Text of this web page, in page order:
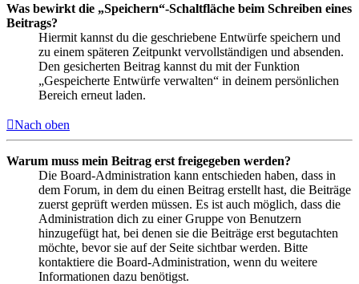
Was bewirkt die „Speichern“-Schaltfläche beim Schreiben eines
Beitrags?
Hiermit kannst du die geschriebene Entwürfe speichern und
zu einem späteren Zeitpunkt vervollständigen und absenden.
Den gesicherten Beitrag kannst du mit der Funktion
„Gespeicherte Entwürfe verwalten“ in deinem persönlichen
Bereich erneut laden.
Nach oben
Warum muss mein Beitrag erst freigegeben werden?
Die Board-Administration kann entschieden haben, dass in
dem Forum, in dem du einen Beitrag erstellt hast, die Beiträge
zuerst geprüft werden müssen. Es ist auch möglich, dass die
Administration dich zu einer Gruppe von Benutzern
hinzugefügt hat, bei denen sie die Beiträge erst begutachten
möchte, bevor sie auf der Seite sichtbar werden. Bitte
kontaktiere die Board-Administration, wenn du weitere
Informationen dazu benötigst.